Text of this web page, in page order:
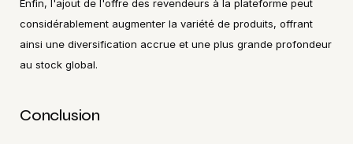
Enfin, l'ajout de l'offre des revendeurs à la plateforme peut
considérablement augmenter la variété de produits, offrant
ainsi une diversification accrue et une plus grande profondeur
au stock global.
Conclusion